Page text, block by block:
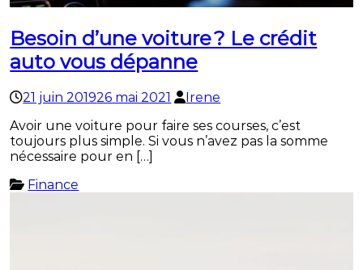
Besoin d’une voiture ? Le crédit
auto vous dépanne
21 juin 201926 mai 2021
Irene
Avoir une voiture pour faire ses courses, c’est
toujours plus simple. Si vous n’avez pas la somme
nécessaire pour en […]
Finance